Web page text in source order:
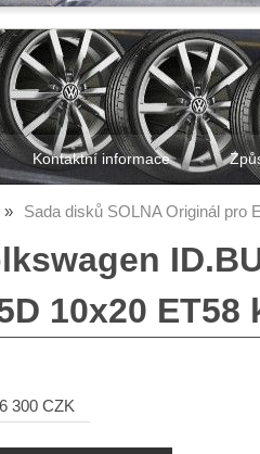
Kontaktní informace
Sada disků SOLNA Originál pro
10x20 ET58
300 CZK